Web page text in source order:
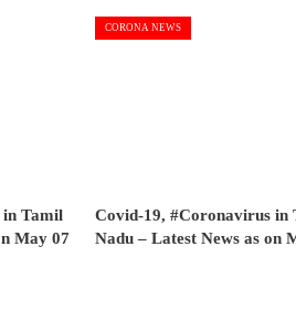
in Tamil
May 07
CORONA NEWS
Covid-19, #Coronavirus in
Nadu – Latest News as on